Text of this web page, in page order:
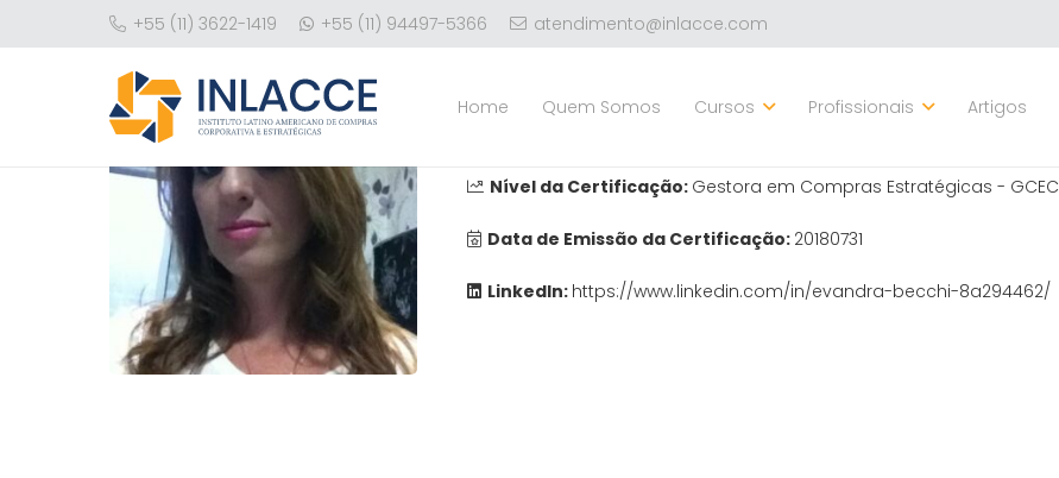
+55 (11) 3622-1419 +55 (11) 94497-5366 atendimento@inlacce.com
Home Quem Somos Cursos Profissionais Artigos
Nível da Certificação: Gestora em Compras Estratégicas - GCEC
Data de Emissão da Certificação: 20180731
LinkedIn: https://www.linkedin.com/in/evandra-becchi-8a294462/